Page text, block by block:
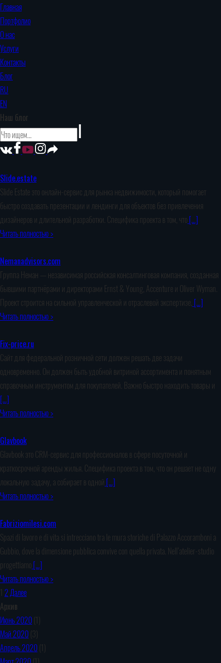
Главная
Портфолио
О нас
Услуги
Контакты
Блог
RU
EN
Наш блог
Slide.estate
Slide Estate это онлайн-сервис для рынка недвижимости, который помогает
быстро создавать презентации и лендинги для объектов без привлечения
дизайнеров и длительной разработки. Специфика проекта в том, что […]
Читать полностью >
Nemanadvisors.com
Группа Неман — независимая российская консалтинговая компания, созданная
бывшими партнёрами и директорами Ernst & Young, Accenture и Oliver Wyman.
Проект строится на сильной управленческой и отраслевой экспертизе, […]
Читать полностью >
Fix-price.ru
Сайт для федеральной розничной сети должен решать две задачи
одновременно. Он должен быть удобной витриной ассортимента и понятным
справочным инструментом для покупателей. Важно быстро находить товары и
[…]
Читать полностью >
Glavbook
Glavbook это CRM-сервис для профессионалов в сфере посуточной и
краткосрочной аренды жилья. Специфика проекта в том, что он решает не одну
локальную задачу, а собирает в одной […]
Читать полностью >
Fabriziomilesi.com
Spazi di lavoro e di vita si intrecciano tra le mura storiche di Palazzo Accoramboni a
Gubbio, dove la dimensione pubblica convive con quella privata. Nell’atelier-studio
progettiamo […]
Читать полностью >
1 2Далее
Архив
Июнь 2020 (1)
Май 2020 (3)
Апрель 2020 (1)